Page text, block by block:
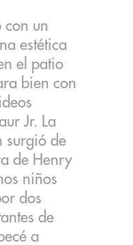
con un
estética
el patio
bien con
Jr. La
surgió de
de Henry
niños
dos
de
a